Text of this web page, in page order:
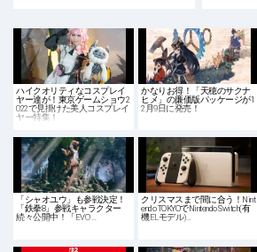
ハイクオリティなコスプレイ
ヤー達が！東京ゲームショウ2
022で見掛けた美人コスプレイ
ヤー特集！
かなりお得！「天穂のサクナ
ヒメ」の廉価版パッケージが1
2月9日に発売！
「シャオユウ」も参戦決定！
「鉄拳8」参戦キャラクター
続々公開中！「EVO …
クリスマスまで間に合う！Nint
endo TOKYOでNintendo Switch(有
機ELモデル)…